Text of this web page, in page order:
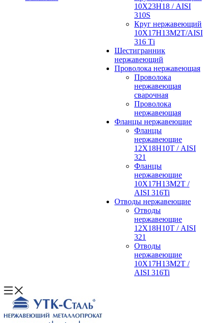
10Х23Н18 / AISI
310S
Круг нержавеющий
10Х17Н13М2Т/AISI
316 Тi
Шестигранник
нержавеющий
Проволока нержавеющая
Проволока
нержавеющая
сварочная
Проволока
нержавеющая
Фланцы нержавеющие
Фланцы
нержавеющие
12Х18Н10Т / AISI
321
Фланцы
нержавеющие
10Х17Н13М2Т /
AISI 316Ti
Отводы нержавеющие
Отводы
нержавеющие
12Х18Н10Т / AISI
321
Отводы
нержавеющие
10Х17Н13М2Т /
AISI 316Ti